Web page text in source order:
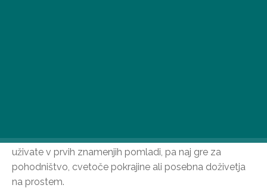
programov blizu narave, med katerimi lahko od blizu
uživate v prvih znamenjih pomladi, pa naj gre za
pohodništvo, cvetoče pokrajine ali posebna doživetja
na prostem.